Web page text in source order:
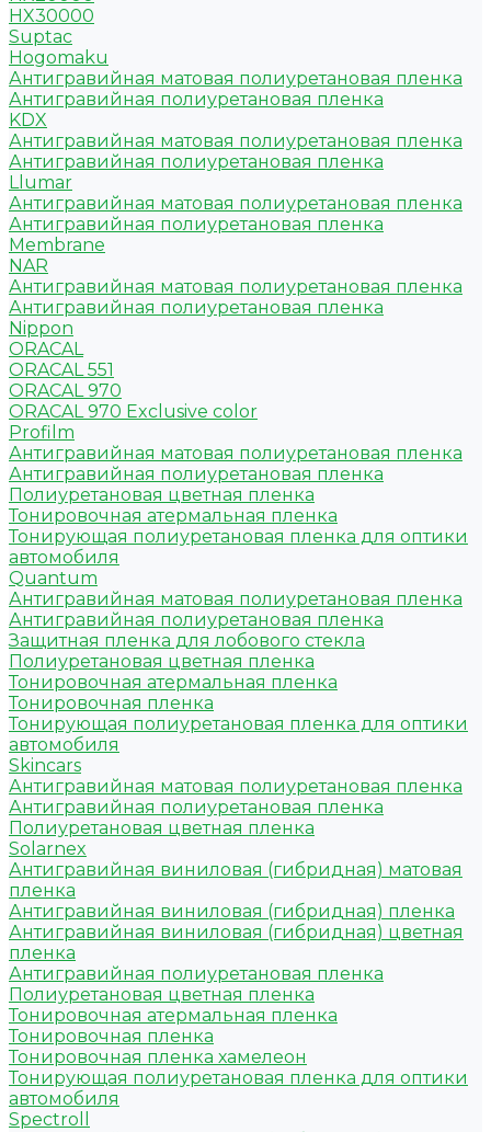
HX30000
Suptac
Hogomaku
Антигравийная матовая полиуретановая пленка
Антигравийная полиуретановая пленка
KDX
Антигравийная матовая полиуретановая пленка
Антигравийная полиуретановая пленка
Llumar
Антигравийная матовая полиуретановая пленка
Антигравийная полиуретановая пленка
Membrane
NAR
Антигравийная матовая полиуретановая пленка
Антигравийная полиуретановая пленка
Nippon
ORACAL
ORACAL 551
ORACAL 970
ORACAL 970 Exclusive color
Profilm
Антигравийная матовая полиуретановая пленка
Антигравийная полиуретановая пленка
Полиуретановая цветная пленка
Тонировочная атермальная пленка
Тонирующая полиуретановая пленка для оптики
автомобиля
Quantum
Антигравийная матовая полиуретановая пленка
Антигравийная полиуретановая пленка
Защитная пленка для лобового стекла
Полиуретановая цветная пленка
Тонировочная атермальная пленка
Тонировочная пленка
Тонирующая полиуретановая пленка для оптики
автомобиля
Skincars
Антигравийная матовая полиуретановая пленка
Антигравийная полиуретановая пленка
Полиуретановая цветная пленка
Solarnex
Антигравийная виниловая (гибридная) матовая
пленка
Антигравийная виниловая (гибридная) пленка
Антигравийная виниловая (гибридная) цветная
пленка
Антигравийная полиуретановая пленка
Полиуретановая цветная пленка
Тонировочная атермальная пленка
Тонировочная пленка
Тонировочная пленка хамелеон
Тонирующая полиуретановая пленка для оптики
автомобиля
Spectroll